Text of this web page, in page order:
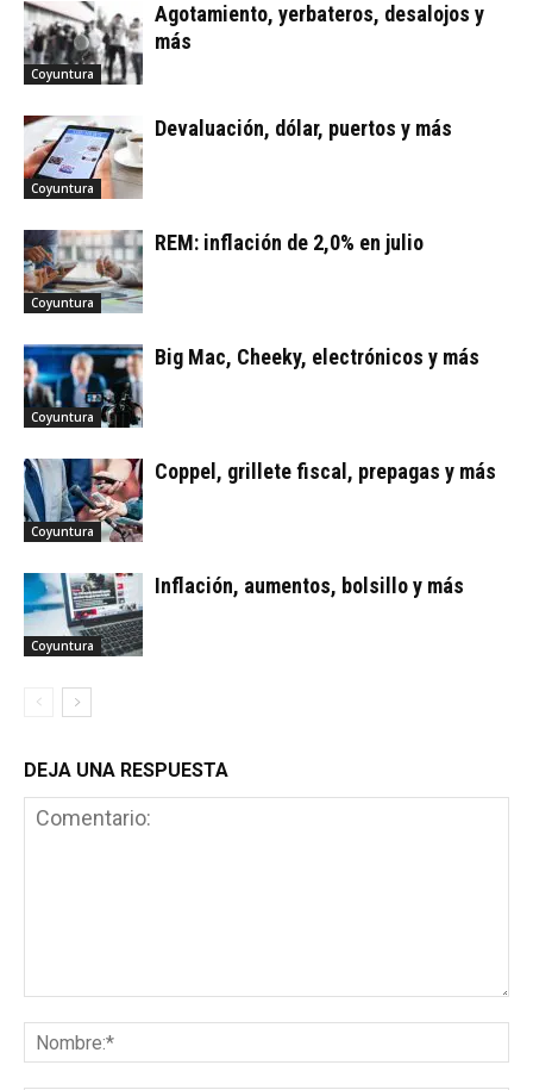
Coyuntura
Agotamiento, yerbateros, desalojos y
más
Coyuntura
Devaluación, dólar, puertos y más
Coyuntura
REM: inflación de 2,0% en julio
Coyuntura
Big Mac, Cheeky, electrónicos y más
Coyuntura
Coppel, grillete fiscal, prepagas y más
Coyuntura
Inflación, aumentos, bolsillo y más
DEJA UNA RESPUESTA